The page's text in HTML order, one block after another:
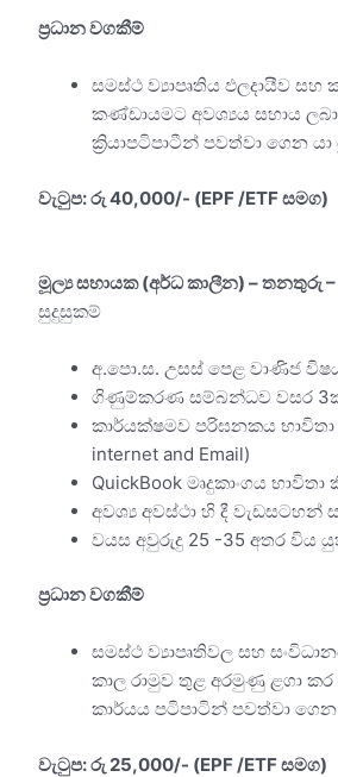
ප‍්‍රධාන වගකීම්
සමස්ථ ව්‍යාපෘතිය ඵලදායීව සහ
කණ්ඩායමට අවශ්‍යය සහාය
ක්‍රියාපටිපාටීන් පවත්වා ගෙන
වැටුප: රු 40,000/- (EPF /ETF සමග)
මූල්‍ය සහායක (අර්ධ කාලීන) – තනතුරු –
සුදුසුකම්
අ.පො.ස. උසස් පෙළ වාණිජ
ගිණුම්කරණ සම්බන්ධව වසර
කාර්යක්ෂමව පරිඝනකය භාවිතා
internet and Email)
QuickBook මෘදුකාංගය
අවශ්‍ය අවස්ථා හි දී වැඩසටහන්
වයස අවුරුදු 25 -35 අතර විය
ප‍්‍රධාන වගකීම්
සමස්ථ ව්‍යාපෘතිවල සහ
කාල රාමුව තුළ අරමුණු ළගා
කාර්යය පටිපාටින් පවත්වා ගෙන
වැටුප: රු 25,000/- (EPF /ETF සමග)